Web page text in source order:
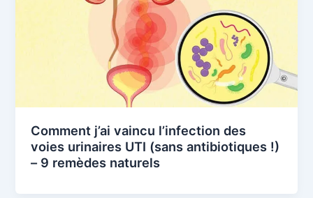
Comment j’ai vaincu l’infection des
voies urinaires UTI (sans antibiotiques !)
– 9 remèdes naturels